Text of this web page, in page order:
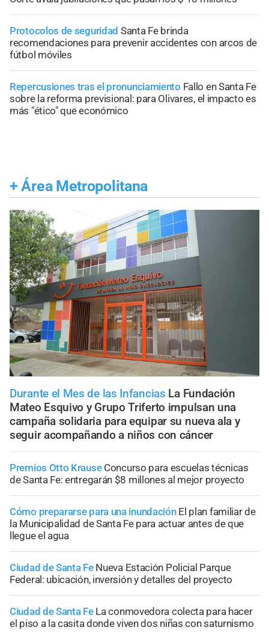
Protocolos de seguridad Santa Fe brinda
recomendaciones para prevenir accidentes con arcos de
fútbol móviles
Repercusiones tras el pronunciamiento Fallo en Santa Fe
sobre la reforma previsional: para Olivares, el impacto es
más "ético" que económico
+ Área Metropolitana
Durante el Mes de las Infancias La Fundación
Mateo Esquivo y Grupo Triferto impulsan una
campaña solidaria para equipar su nueva ala y
seguir acompañando a niños con cáncer
Premios Otto Krause Concurso para escuelas técnicas
de Santa Fe: entregarán $8 millones al mejor proyecto
Cómo prepararse para una inundación El plan familiar de
la Municipalidad de Santa Fe para actuar antes de que
llegue el agua
Ciudad de Santa Fe Nueva Estación Policial Parque
Federal: ubicación, inversión y detalles del proyecto
Ciudad de Santa Fe La conmovedora colecta para hacer
el piso a la casita donde viven dos niñas con saturnismo